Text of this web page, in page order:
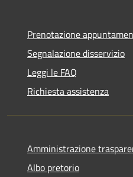
Prenotazione
Segnalazione disservizio
Leggi le FAQ
Richiesta assistenza
Amministrazione
Albo pretorio